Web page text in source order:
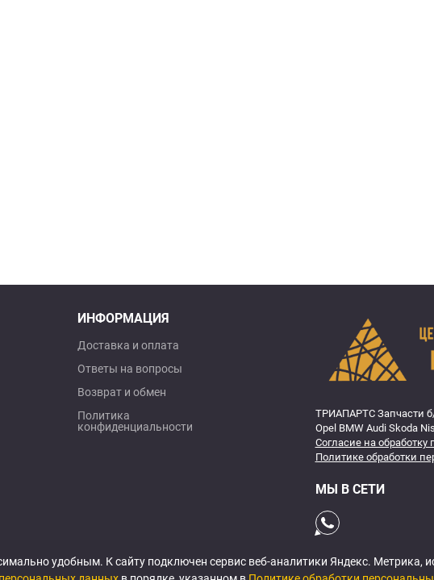
ИНФОРМАЦИЯ
Доставка и оплата
Ответы на вопросы
Возврат и обмен
Политика
конфиденциальности
ТРИАПАРТС Запчасти б/
Opel BMW Audi Skoda
Согласие на
Политике обработки
МЫ В СЕТИ
удобным. К cайту подключен сервис веб-аналитики Яндекс. Метрика,